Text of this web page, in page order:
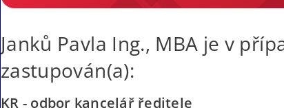
Janků Pavla Ing., MBA je v
zastupován(a):
KR - odbor kancelář ředitele